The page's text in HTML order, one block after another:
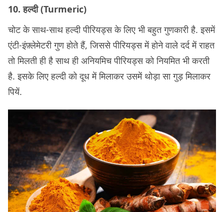
10. हल्दी (Turmeric)
चोट के साथ-साथ हल्दी पीरियड्स के लिए भी बहुत गुणकारी है. इसमें
एंटी-इंफ़्लेमेटरी गुण होते हैं, जिससे पीरियड्स में होने वाले दर्द में राहत
तो मिलती ही है साथ ही अनियमिच पीरियड्स को नियमित भी करती
है. इसके लिए हल्दी को दूध में मिलाकर उसमें थोड़ा सा गुड़ मिलाकर
पियें.